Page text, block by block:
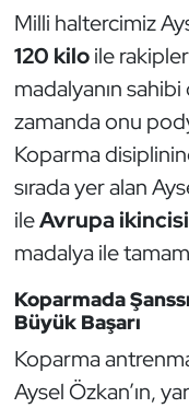
Milli haltercimiz
120 kiloile
madalyanın sahibi
zamanda onu
Koparma
sırada yer alan
ileAvrupa ikincisi
madalya ile
Koparmada
Büyük Başarı
Koparma
Aysel Özkan’ın,
Hava Sporları
Hentbol
İşitme Engelli
Judo ve Kuraş
Kano ve
Karate
Kayak